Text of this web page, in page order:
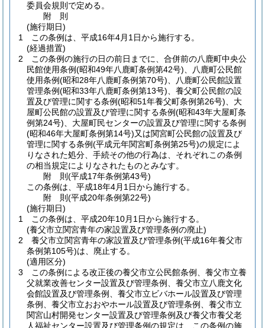
委員会規則で定める。
附 則
(施行期日)
1
この条例は、平成16年4月1日から施行する。
(経過措置)
2
この条例の施行の日の前日までに、合併前の八鹿町中央公
民館使用条例(昭和49年八鹿町条例第42号) 、八鹿町公民館
使用条例(昭和28年八鹿町条例第70号) 、八鹿町公民館設置
管理条例(昭和33年八鹿町条例第13号) 、養父町公民館の設
置及び管理に関する条例(昭和51年養父町条例第26号) 、大
屋町公民館の設置及び管理に関する条例(昭和43年大屋町条
例第24号) 、大屋町民センターの設置及び管理に関する条例
(昭和46年大屋町条例第14号)又は関宮町公民館の設置及び
管理に関する条例(平成元年関宮町条例第25号)の規定によ
りなされた処分、手続その他の行為は、それぞれこの条例
の相当規定によりなされたものとみなす。
附 則(平成17年条例第43号)
この条例は、平成18年4月1日から施行する。
附 則(平成20年条例第22号)
(施行期日)
1
この条例は、平成20年10月1日から施行する。
(養父市立関宮青年の家設置及び管理条例の廃止)
2
養父市立関宮青年の家設置及び管理条例(平成16年養父市
条例第105号)は、廃止する。
(適用区分)
3
この条例による改正後の養父市立公民館条例、養父市立養
父就業改善センター設置及び管理条例、養父市立八鹿文化
会館設置及び管理条例、養父市立ビバホール設置及び管理
条例、養父市立おおやホール設置及び管理条例、養父市立
関宮山村開発センター設置及び管理条例及び養父市養父老
人福祉センター設置及び管理条例の規定は、この条例の施